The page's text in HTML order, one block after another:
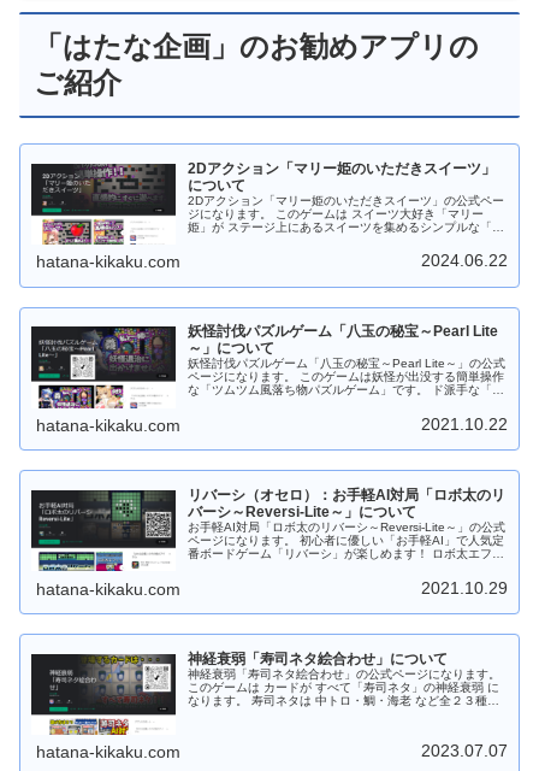
「はたな企画」のお勧めアプリの
ご紹介
2Dアクション「マリー姫のいただきスイーツ」
について
2Dアクション「マリー姫のいただきスイーツ」の公式ペー
ジになります。 このゲームは スイーツ大好き「マリー
姫」が ステージ上にあるスイーツを集めるシンプルな「２
出没してます。捕まらないよう逃げながら、スイーツをす
べて集めよう！ Android版は 「Google Play ストア」から
hatana-kikaku.com 2024.06.22
妖怪討伐パズルゲーム「八玉の秘宝～Pearl Lite
～」について
妖怪討伐パズルゲーム「八玉の秘宝～Pearl Lite～」の公式
ページになります。 このゲームは妖怪が出没する簡単操作
な「ツムツム風落ち物パズルゲーム」です。 ド派手な「宝
にサックと遊べますので 是非是非、お試しください。 ゲ
ーム中は８種類の宝玉（パール）が落ちてきますので同じ
することで手動で爆発させることもできます。 さらに時限
宝玉の他に特殊宝玉（２～３色変換）、跳玉（パンチ）、
妖玉があります。 「宝玉スキル：焔」は超強力！！発動す
ると同じ色の「宝玉」をまとめて消します。 Android版は
「Google Play ストア」からダウンロードしてから遊ぶこ
とができます。 Web版はダウンロードなしでＰＣのブラウ
ザで遊ぶことができます。 もちろんフリーソフトです。応
hatana-kikaku.com 2021.10.22
リバーシ（オセロ）：お手軽AI対局「ロボ太のリ
バーシ～Reversi-Lite～」について
お手軽AI対局「ロボ太のリバーシ～Reversi-Lite～」の公式
ページになります。 初心者に優しい「お手軽AI」で人気定
番ボードゲーム「リバーシ」が楽しめます！ ロボ太エフェ
はない要素あり！ あなたを飽きさせません！ 通勤・通学
中にサクッと短時間で遊べますので 是非是非、お試しくだ
ンシア）」が降臨します！ 今後も改良を加えて「ロボ太-
思っています。 Android版の場合は「Google Play スト
ア」からダウンロードしてから遊ぶことができます。 Web
版の場合はダウンロードなしでＰＣのブラウザで遊ぶこと
ができます。 もちろんフリーソフトです。応援、よろしく
hatana-kikaku.com 2021.10.29
神経衰弱「寿司ネタ絵合わせ」について
神経衰弱「寿司ネタ絵合わせ」の公式ページになります。
このゲームは カードが すべて「寿司ネタ」の神経衰弱 に
なります。 寿司ネタは 中トロ・鯛・海老 など全２３種。
hatana-kikaku.com 2023.07.07